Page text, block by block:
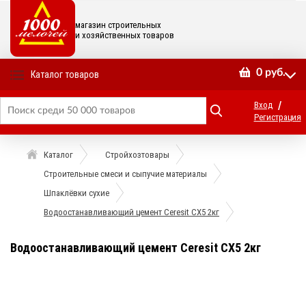
магазин строительных
и хозяйственных товаров
Каталог товаров 0 руб.
Вход /
Регистрация
Каталог
Стройхозтовары
Строительные смеси и сыпучие материалы
Шпаклёвки сухие
Водоостанавливающий цемент Ceresit CX5 2кг
Водоостанавливающий цемент Ceresit CX5 2кг